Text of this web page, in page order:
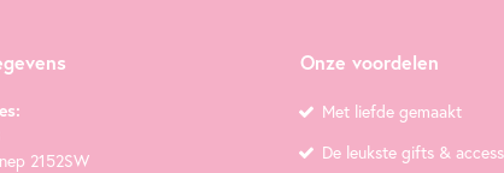
2152SW
Onze voordelen
Met liefde gemaakt
De leukste gifts &